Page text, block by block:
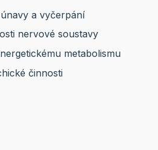
a vyčerpání
nervové soustavy
metabolismu
činnosti